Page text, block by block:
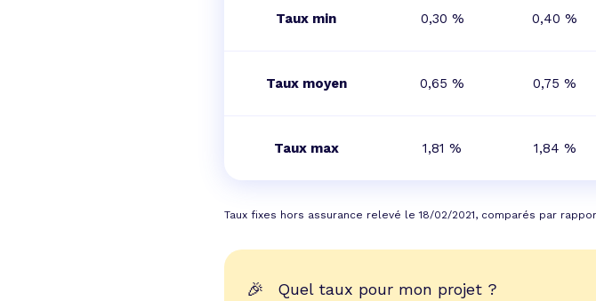
Taux min 0,30 % 0,40 %
Taux moyen 0,65 % 0,75 %
Taux max 1,81 % 1,84 %
Taux fixes hors assurance relevé le 18/02/2021, comparés par
🎉 Quel taux pour mon projet ?